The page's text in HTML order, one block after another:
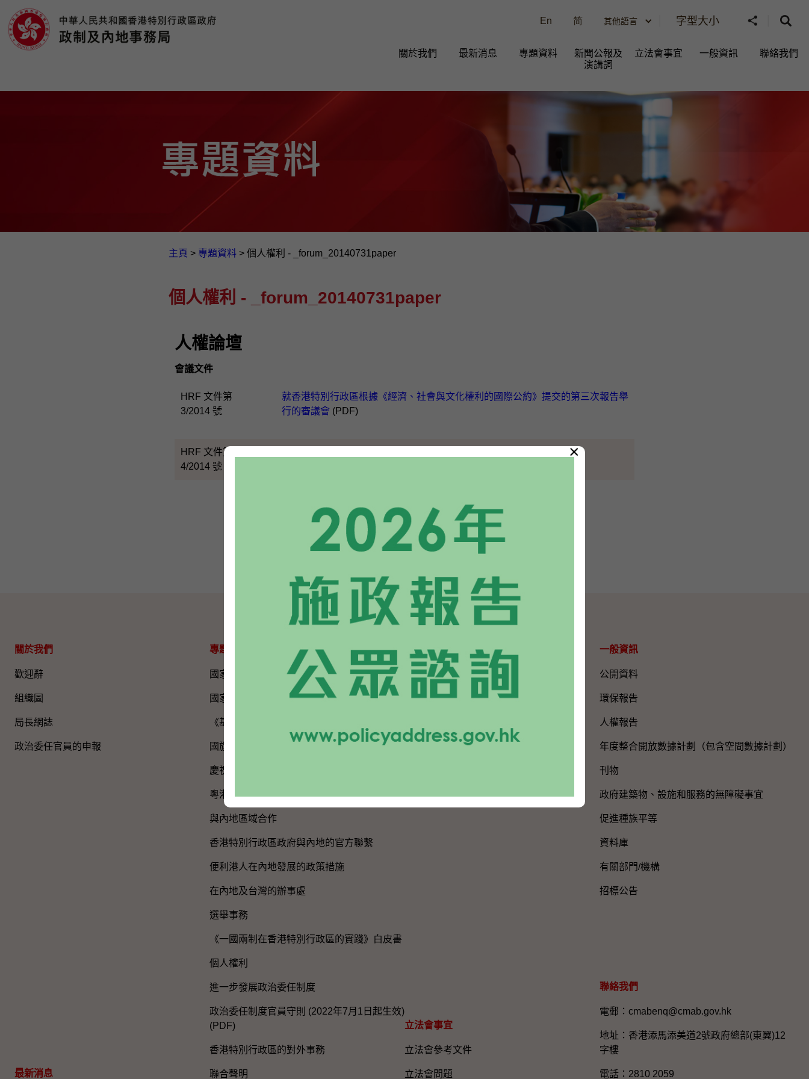
En 简 其他語言 字型大小
關於我們 最新消息 專題資料
新聞公報及
演講詞
立法會事宜 一般資訊​ 聯絡我們
主頁 > 專題資料 > 個人權利 - _forum_20140731paper
個人權利 - _forum_20140731paper
人權論壇
會議文件
HRF 文件第
3/2014 號
就香港特別行政區根據《經濟、社會與文化權利的國際公約》提交的第三次報告舉
行的審議會 (PDF)
HRF 文件第
4/2014 號
網站地圖
關於我們
歡迎辭
組織圖​
局長網誌
政治委任官員的申報
最新消息
專題資料
國家五年規劃
國家憲法日
《基本法》
國旗、國徽、國歌
慶祝中國共產黨成立105周年
粵港澳大灣區建設
與內地區域合作
香港特別行政區政府與內地的官方聯繫
便利港人在內地發展的政策措施
在內地及台灣的辦事處
選舉事務
《一國兩制在香港特別行政區的實踐》白皮書
個人權利
進一步發展政治委任制度
政治委任制度官員守則 (2022年7月1日起生效)
(PDF)
香港特別行政區的對外事務
聯合聲明
新聞公報及演講詞
新聞公報
演講詞
立法會事宜
立法會參考文件
立法會問題
一般資訊​
公開資料
環保報告
人權報告
年度整合開放數據計劃（包含空間數據計劃）
刊物
政府建築物、設施和服務的無障礙事宜
促進種族平等
資料庫
有關部門/機構
招標公告
聯絡我們
電郵：cmabenq@cmab.gov.hk​
地址：香港添馬添美道2號政府總部(東翼)12
字樓
電話：2810 2059
×